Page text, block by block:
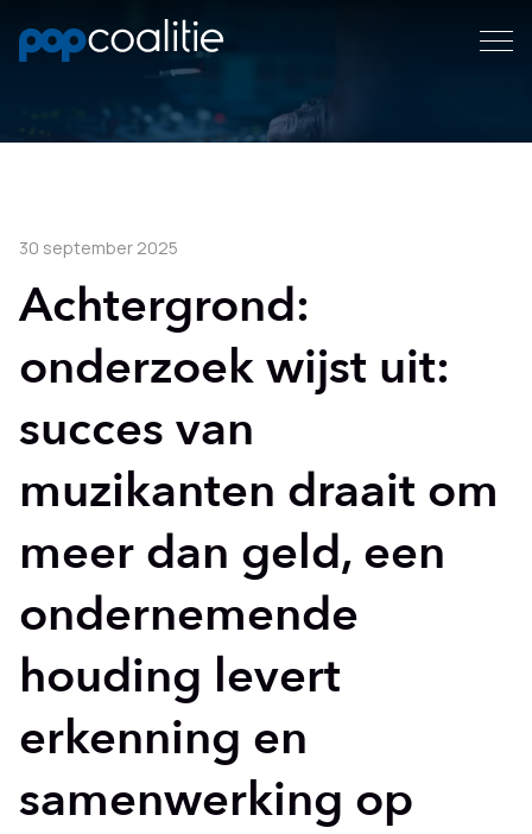
30 september 2025
Achtergrond:
onderzoek wijst uit:
succes van
muzikanten draait om
meer dan geld, een
ondernemende
houding levert
erkenning en
samenwerking op